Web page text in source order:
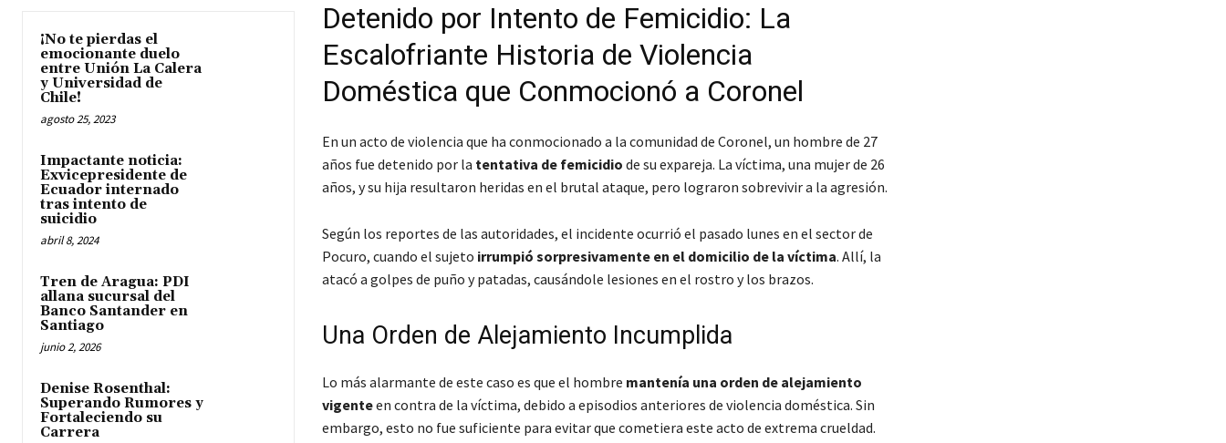
¡No te pierdas el
emocionante duelo
entre Unión La Calera
y Universidad de
Chile!
agosto 25, 2023
Impactante noticia:
Exvicepresidente de
Ecuador internado
tras intento de
suicidio
abril 8, 2024
Tren de Aragua: PDI
allana sucursal del
Banco Santander en
Santiago
junio 2, 2026
Denise Rosenthal:
Superando Rumores y
Fortaleciendo su
Carrera
Detenido por Intento de Femicidio: La
Escalofriante Historia de Violencia
Doméstica que Conmocionó a Coronel
En un acto de violencia que ha conmocionado a la comunidad de Coronel, un hombre de 27
años fue detenido por la tentativa de femicidio de su expareja. La víctima, una mujer de 26
años, y su hija resultaron heridas en el brutal ataque, pero lograron sobrevivir a la agresión.
Según los reportes de las autoridades, el incidente ocurrió el pasado lunes en el sector de
Pocuro, cuando el sujeto irrumpió sorpresivamente en el domicilio de la víctima. Allí, la
atacó a golpes de puño y patadas, causándole lesiones en el rostro y los brazos.
Una Orden de Alejamiento Incumplida
Lo más alarmante de este caso es que el hombre mantenía una orden de alejamiento
vigenteen contra de la víctima, debido a episodios anteriores de violencia doméstica. Sin
embargo, esto no fue suficiente para evitar que cometiera este acto de extrema crueldad.